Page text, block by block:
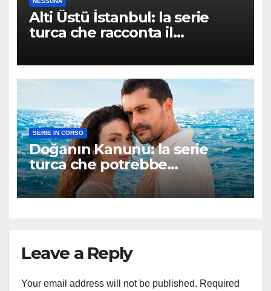
Alti Üstü İstanbul: la serie
turca che racconta il
per caso
SERIE IN CORSO
Doğanın Kanunu: la serie
turca che potrebbe
sorprendere tutti
Leave a Reply
Your email address will not be published. Required